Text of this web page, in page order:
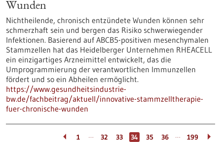
Wunden
Nichtheilende, chronisch entzündete Wunden können sehr
schmerzhaft sein und bergen das Risiko schwerwiegender
Infektionen. Basierend auf ABCB5-positiven mesenchymalen
Stammzellen hat das Heidelberger Unternehmen RHEACELL
ein einzigartiges Arzneimittel entwickelt, das die
Umprogrammierung der verantwortlichen Immunzellen
fördert und so ein Abheilen ermöglicht.
https://www.gesundheitsindustrie-
bw.de/fachbeitrag/aktuell/innovative-stammzelltherapie-
fuer-chronische-wunden
1 … 32 33 34 35 36 … 199